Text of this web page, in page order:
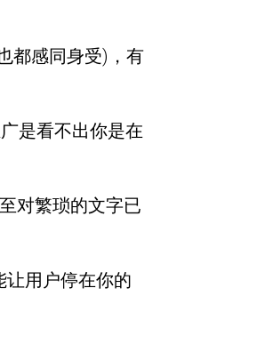
都感同身受)，有
是看不出你是在
对繁琐的文字已
让用户停在你的